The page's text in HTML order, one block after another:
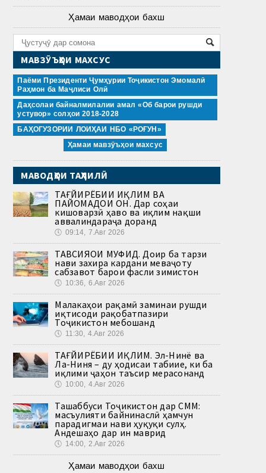
Ҳамаи маводҳои бахш
МАВЗӮЪҲОИ МАХСУС
Паёми Президенти Ҷумҳурии Тоҷикистон Эмомалӣ
Раҳмон ба Маҷлиси Олӣ
Даҳсолаи байналмилалии амал «Об барои рушди
устувор» солҳои 2018-2028
БАҲОГУЗОРИИ ЛОИҲАИ НБО «РОҒУН»
Ҳамаи мавзӯъҳои махсус
МАВОДҲОИ ТАҲЛИЛӢ
ТАҒЙИРЁБИИ ИҚЛИМ ВА
ПАЙОМАДҲОИ ОН. Дар соҳаи
кишоварзӣ ҳаво ва иқлим нақши
аввалиндараҷа доранд
🕔 09:14, 7.Авг 2026
ТАВСИЯҲОИ МУФИД. Доир ба тарзи
нави захира кардани меваҷоту
сабзавот барои фасли зимистон
🕔 10:36, 6.Авг 2026
Малакаҳои рақамӣ заминаи рушди
иқтисоди рақобатпазири
Тоҷикистон мебошанд
🕔 11:30, 4.Авг 2026
ТАҒЙИРЁБИИ ИҚЛИМ. Эл-Нинё ва
Ла-Ниня – ду ҳодисаи табиие, ки ба
иқлими ҷаҳон таъсир мерасонанд
🕔 10:00, 4.Авг 2026
Ташаббуси Тоҷикистон дар СММ:
масъулияти байнинаслӣ ҳамчун
парадигмаи нави ҳуқуқи сулҳ.
Андешаҳо дар ин маврид
🕔 14:00, 2.Авг 2026
Ҳамаи маводҳои бахш